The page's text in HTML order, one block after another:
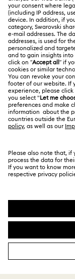
İade ve Değişim
Bize Ulaşın
Ölçü rehberi
Mağaza Bilgileri
Swarovski Club
HAKKIMIZDA
Swarovski
İşler & Kariyer
Alumni
Profesyoneller İçin
Site Haritası
Swarovski
Kristallwelten
YASAL KOŞULLAR
Kullanım Koşulları
Ön bilgilendirme
Gizlilik politikası
Hizmet sağlayıcı
Veri Koruma Onay
MESAFELİ SATIŞ